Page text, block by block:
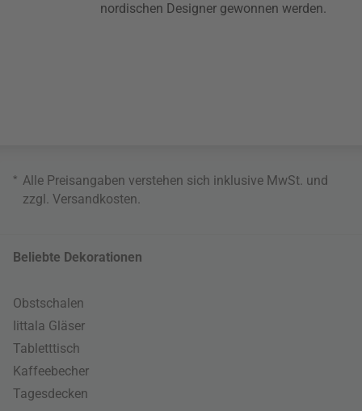
nordischen Designer gewonnen werden.
* Alle Preisangaben verstehen sich inklusive MwSt. und
zzgl. Versandkosten
Beliebte Dekorationen
Obstschalen
Iittala Gläser
Tabletttisch
Kaffeebecher
Tagesdecken